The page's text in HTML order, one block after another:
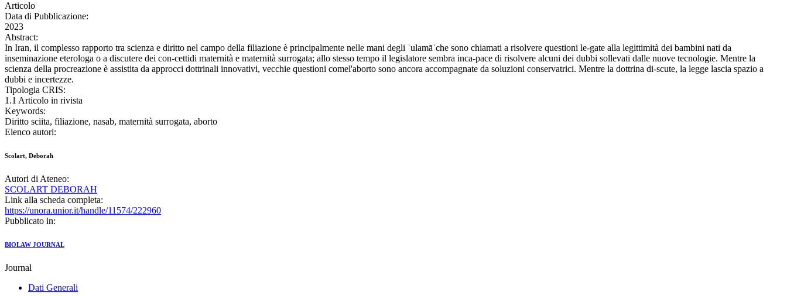
Articolo
Data di Pubblicazione:
2023
Abstract:
In Iran, il complesso rapporto tra scienza e diritto nel campo della filiazione è principalmente nelle mani degli ʿulamāʾche sono chiamati a risolvere questioni le-gate alla legittimità dei bambini nati da
inseminazione eterologa o a discutere dei con-cettidi maternità e maternità surrogata; allo stesso tempo il legislatore sembra inca-pace di risolvere alcuni dei dubbi sollevati dalle nuove tecnologie. Mentre la
scienza della procreazione è assistita da approcci dottrinali innovativi, vecchie questioni comel'aborto sono ancora accompagnate da soluzioni conservatrici. Mentre la dottrina di-scute, la legge lascia spazio a
dubbi e incertezze.
Tipologia CRIS:
1.1 Articolo in rivista
Keywords:
Diritto sciita, filiazione, nasab, maternità surrogata, aborto
Elenco autori:
Scolart, Deborah
Autori di Ateneo:
SCOLART DEBORAH
Link alla scheda completa:
https://unora.unior.it/handle/11574/222960
Pubblicato in:
BIOLAW JOURNAL
Journal
Dati Generali